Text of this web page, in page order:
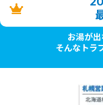
お湯が出
そんなトラ